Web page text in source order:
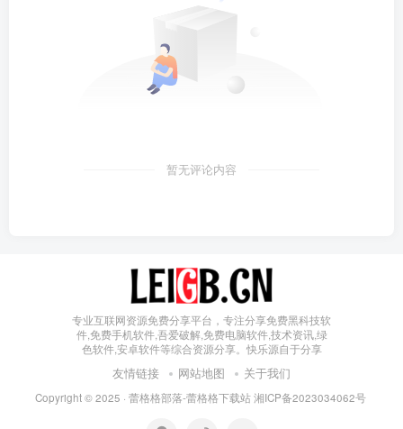
暂无评论内容
专业互联网资源免费分享平台，专注分享免费黑科技软
件,免费手机软件,吾爱破解,免费电脑软件,技术资讯,绿
色软件,安卓软件等综合资源分享。快乐源自于分享
友情链接 网站地图 关于我们
Copyright © 2025 · 蕾格格部落-蕾格格下载站 湘ICP备2023034062号